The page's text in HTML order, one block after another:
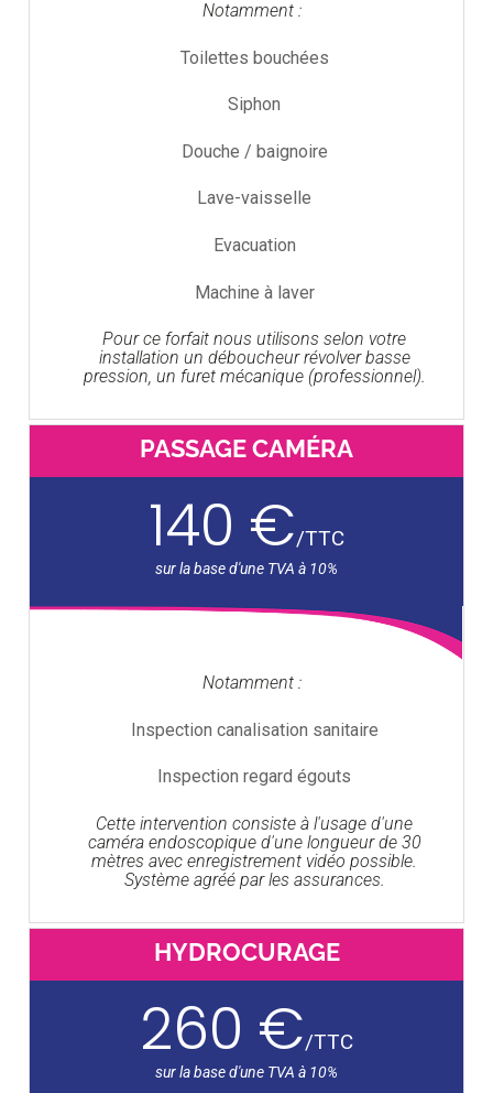
Notamment :
Toilettes bouchées
Siphon
Douche / baignoire
Lave-vaisselle
Evacuation
Machine à laver
Pour ce forfait nous utilisons selon votre
installation un déboucheur révolver basse
pression, un furet mécanique (professionnel).
PASSAGE CAMÉRA
140 €/TTC
Notamment :
Inspection canalisation sanitaire
Inspection regard égouts
Cette intervention consiste à l'usage d'une
caméra endoscopique d'une longueur de 30
mètres avec enregistrement vidéo possible.
Système agréé par les assurances.
HYDROCURAGE
260 €/TTC